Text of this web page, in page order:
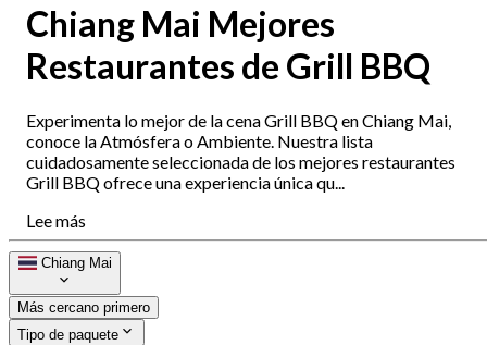
Chiang Mai Mejores
Restaurantes de Grill BBQ
Experimenta lo mejor de la cena Grill BBQ en Chiang Mai,
conoce la Atmósfera o Ambiente. Nuestra lista
cuidadosamente seleccionada de los mejores restaurantes
Grill BBQ ofrece una experiencia única qu...
Lee más
Chiang Mai
Más cercano primero
Tipo de paquete